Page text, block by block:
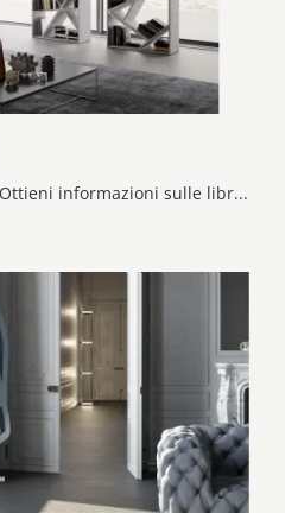
Vuoi ristrutturare il living? Ottieni informazioni sulle librerie design divisorie e arreda i tuoi locali con il modello 555 Cemento laccato.